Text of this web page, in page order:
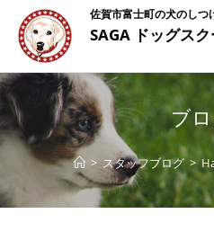
佐賀市富士町の犬のしつ
SAGA ドッグス
ブ
> スタッフブログ >